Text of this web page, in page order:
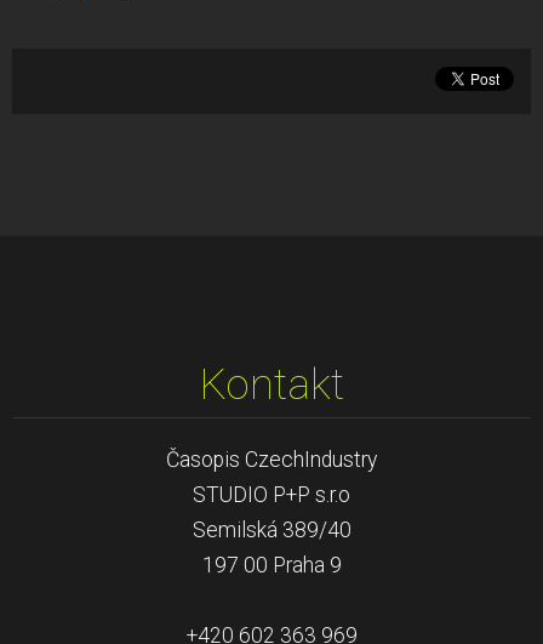
Kontakt
Časopis CzechIndustry
STUDIO P+P s.r.o
Semilská 389/40
197 00 Praha 9
+420 602 363 969